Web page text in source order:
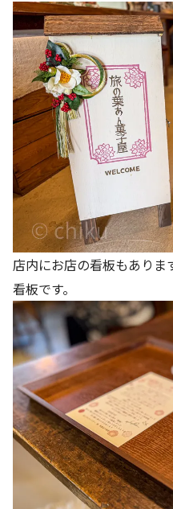
店内にお店の看板もありま
看板です。